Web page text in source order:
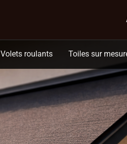
Volets roulants Toiles sur